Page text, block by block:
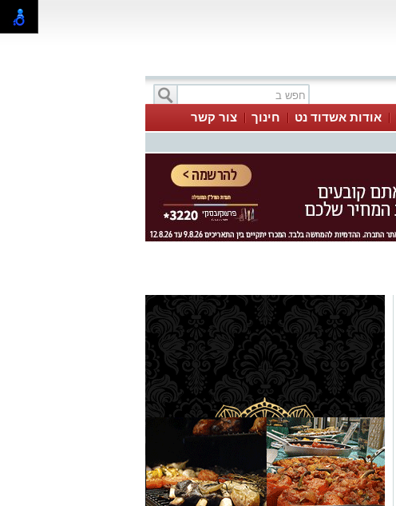
אודות אשדוד נט חינוך צור קשר